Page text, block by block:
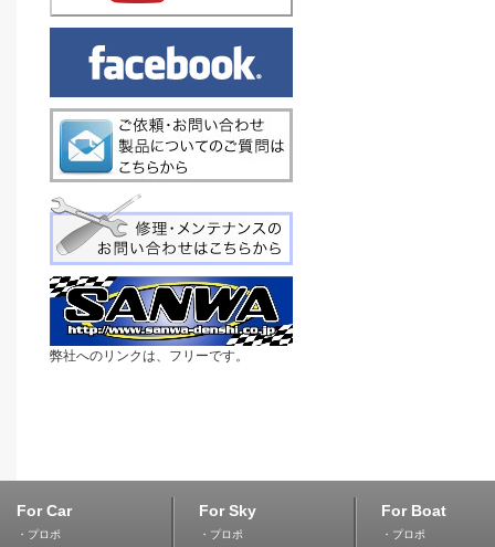
弊社へのリンクは、フリーです。
For Car
・プロポ
For Sky
・プロポ
For Boat
・プロポ